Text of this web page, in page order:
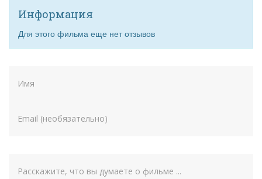
Информация
Для этого фильма еще нет отзывов